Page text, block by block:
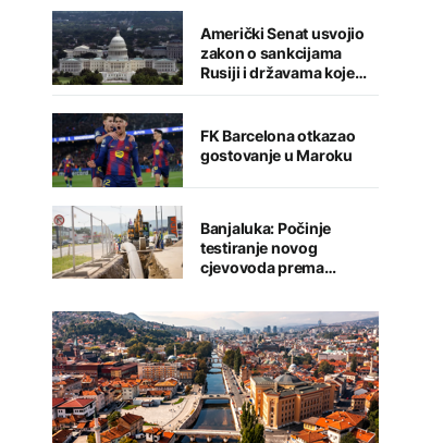
Američki Senat usvojio
zakon o sankcijama
Rusiji i državama koje
kupuju njenu naftu i gas
FK Barcelona otkazao
gostovanje u Maroku
Banjaluka: Počinje
testiranje novog
cjevovoda prema